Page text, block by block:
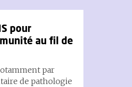
pour
au fil de
par
de pathologie